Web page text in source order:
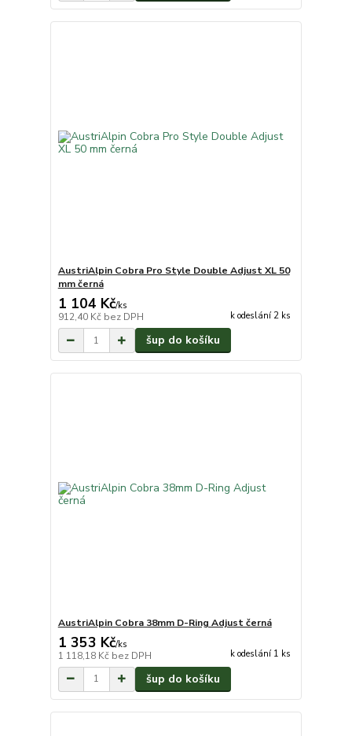
AustriAlpin Cobra Pro Style Double Adjust XL 50
mm černá
1 104 Kč/ks
912,40 Kč bez DPH k odeslání 2 ks
šup do košíku
AustriAlpin Cobra 38mm D-Ring Adjust černá
1 353 Kč/ks
1 118,18 Kč bez DPH k odeslání 1 ks
šup do košíku